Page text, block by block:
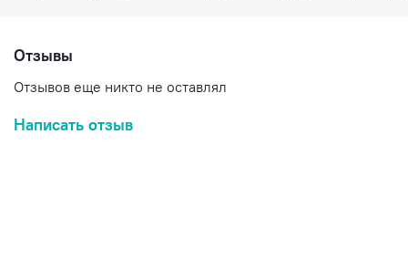
Отзывы
Отзывов еще никто не оставлял
Написать отзыв